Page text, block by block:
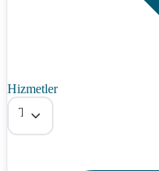
Hizmetler
Tümü